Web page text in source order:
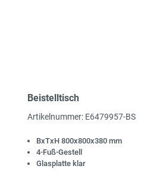
Beistelltisch
Artikelnummer: E6479957-BS
BxTxH 800x800x380 mm
4-Fuß-Gestell
Glasplatte klar